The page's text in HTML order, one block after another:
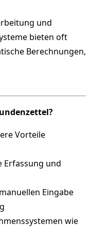
und
bieten oft
Berechnungen,
Vorteile
Erfassung und
Eingabe
wie